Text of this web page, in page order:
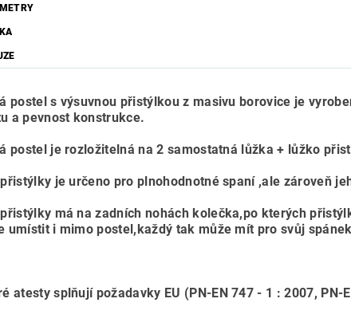
postel s výsuvnou přistýlkou z masivu borovice je
a pevnost konstrukce.
postel je rozložitelná na 2 samostatná lůžka + lůžko
je určeno pro plnohodnotné spaní ,ale zároveň
má na zadních nohách kolečka,po kterých
umístit i mimo postel,každý tak může mít pro svůj
atesty splňují požadavky EU (PN-EN 747 - 1 : 2007, PN-